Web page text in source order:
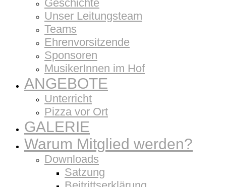
Geschichte
Unser Leitungsteam
Teams
Ehrenvorsitzende
Sponsoren
MusikerInnen im Hof
ANGEBOTE
Unterricht
Pizza vor Ort
GALERIE
Warum Mitglied werden?
Downloads
Satzung